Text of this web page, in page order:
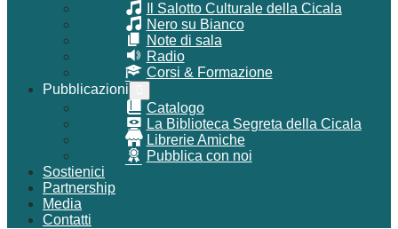
Il Salotto Culturale della Cicala
Nero su Bianco
Note di sala
Radio
Corsi & Formazione
Pubblicazioni
menu
Catalogo
La Biblioteca Segreta della Cicala
Librerie Amiche
Pubblica con noi
Sostienici
Partnership
Media
Contatti